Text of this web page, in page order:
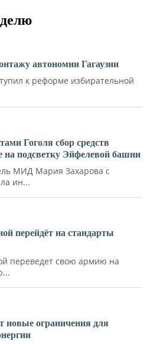
автономии Гагаузии
к реформе избирательной
Гоголя сбор средств
подсветку Эйфелевой башни
МИД Мария Захарова с
ин...
перейдёт на стандарты
переведет свою армию на
новые ограничения для